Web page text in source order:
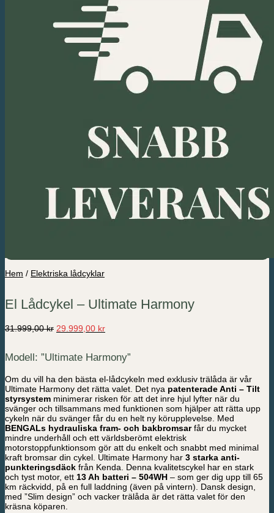
Hem / Elektriska lådcyklar
El Lådcykel – Ultimate Harmony
31.999,00kr Det
var:
29.999,00 krDet
är:
Modell: ”Ultimate Harmony”
Om du vill ha den bästa el-lådcykeln med exklusiv trälåda är vår
Ultimate Harmony det rätta valet. Det nya patenterade Anti – Tilt
styrsystem minimerar risken för att det inre hjul lyfter när du
svänger och tillsammans med funktionen som hjälper att rätta upp
cykeln när du svänger får du en helt ny körupplevelse. Med
BENGALs hydrauliska fram- och bakbromsarfår du mycket
mindre underhåll och ett världsberömt elektrisk
motorstoppfunktionsom gör att du enkelt och snabbt med minimal
kraft bromsar din cykel. Ultimate Harmony har 3 starka anti-
punkteringsdäck från Kenda. Denna kvalitetscykel har en stark
och tyst motor, ett 13 Ah batteri – 504WH – som ger dig upp till 65
km räckvidd, på en full laddning (även på vintern). Dansk design,
med ”Slim design” och vacker trälåda är det rätta valet för den
kräsna köparen.